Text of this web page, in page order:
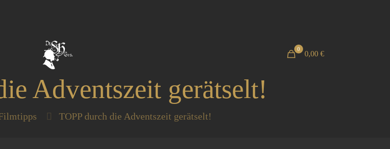
0
0,00 €
Adventszeit gerätselt!
TOPP durch die Adventszeit gerätselt!